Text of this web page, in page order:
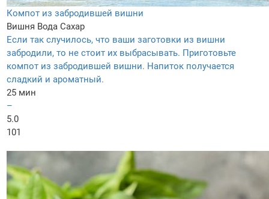
Компот из забродившей вишни
Вишня Вода Сахар
Если так случилось, что ваши заготовки из вишни
забродили, то не стоит их выбрасывать. Приготовьте
компот из забродившей вишни. Напиток получается
сладкий и ароматный.
25 мин
–
5.0
101